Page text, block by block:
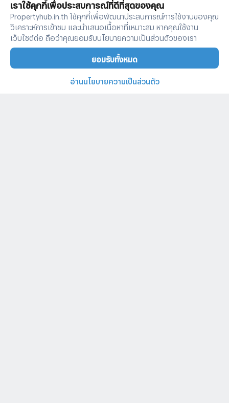
เราใช้คุกกี้เพื่อประสบการณ์ที่ดีที่สุดของคุณ
Propertyhub.in.th ใช้คุกกี้เพื่อพัฒนาประสบการณ์การใช้งานของคุณ
วิเคราะห์การเข้าชม และนำเสนอเนื้อหาที่เหมาะสม หากคุณใช้งาน
เว็บไซต์ต่อ ถือว่าคุณยอมรับนโยบายความเป็นส่วนตัวของเรา
ยอมรับทั้งหมด
อ่านนโยบายความเป็นส่วนตัว